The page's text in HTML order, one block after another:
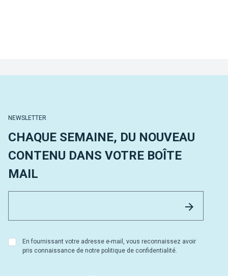
NEWSLETTER
CHAQUE SEMAINE, DU NOUVEAU
CONTENU DANS VOTRE BOÎTE
MAIL
En fournissant votre adresse e-mail, vous reconnaissez avoir
pris connaissance de notre politique de confidentialité.